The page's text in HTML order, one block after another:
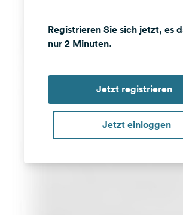
Registrieren Sie sich jetzt, es
nur 2 Minuten.
Jetzt registrieren
Jetzt einloggen